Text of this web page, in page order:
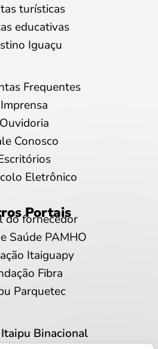
turísticas
educativas
Iguaçu
Frequentes
Imprensa
Ouvidoria
Conosco
Eletrônico
Portais
do fornecedor
Saúde PAMHO
Itaiguapy
Fibra
Parquetec
Binacional